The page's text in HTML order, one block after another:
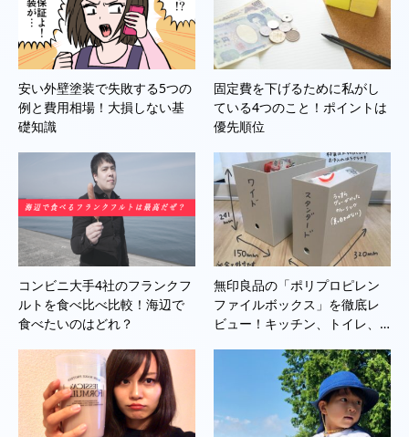
安い外壁塗装で失敗する5つの
例と費用相場！大損しない基
礎知識
固定費を下げるために私がし
ている4つのこと！ポイントは
優先順位
コンビニ大手4社のフランクフ
ルトを食べ比べ比較！海辺で
食べたいのはどれ？
無印良品の「ポリプロピレン
ファイルボックス」を徹底レ
ビュー！キッチン、トイレ、…